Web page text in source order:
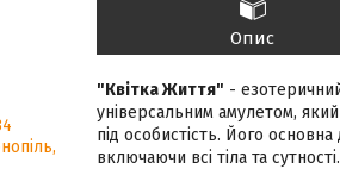
Опис
"Квітка Життя" -
універсальним амулетом,
під особистість. Його основна
включаючи всі тіла та